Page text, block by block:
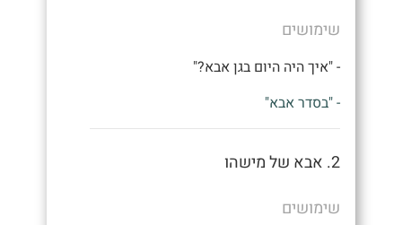
שימושים
- "איך היה היום בגן אבא?"
- "בסדר אבא"
2. אבא של מישהו
שימושים